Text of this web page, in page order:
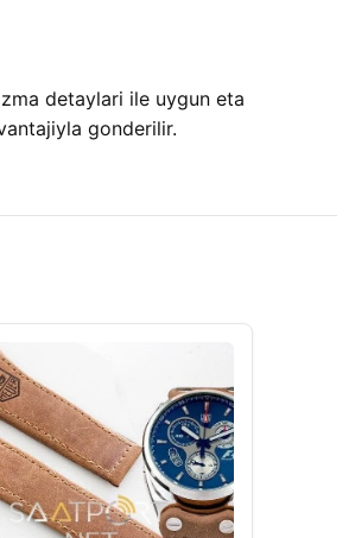
detaylari ile uygun eta
gonderilir.